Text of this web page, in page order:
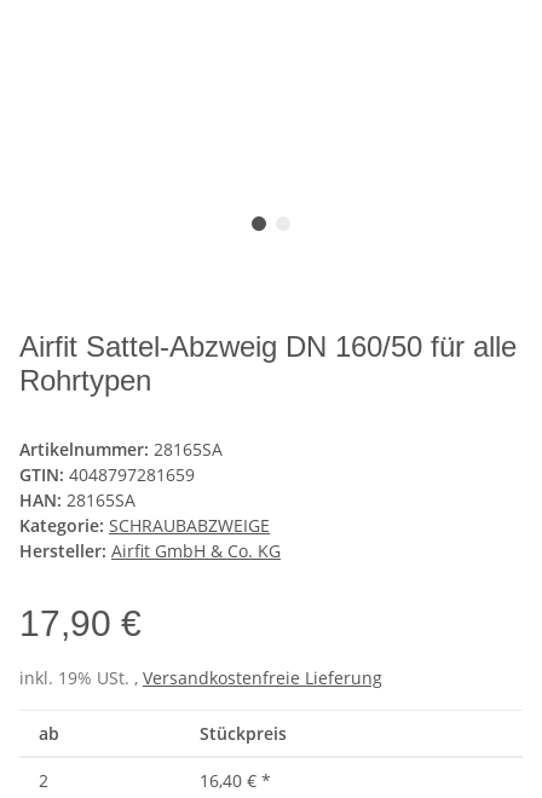
Airfit Sattel-Abzweig DN 160/50 für alle
Rohrtypen
Artikelnummer: 28165SA
GTIN: 4048797281659
HAN: 28165SA
Kategorie: SCHRAUBABZWEIGE
Hersteller: Airfit GmbH & Co. KG
17,90 €
inkl. 19% USt. , Versandkostenfreie Lieferung
ab Stückpreis
2 16,40 € *